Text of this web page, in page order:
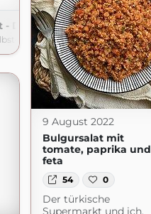
- Der Foodblog
9 August 2022
Bulgursalat mit
tomate, paprika und
feta
54 0
Der türkische
Supermarkt und ich,